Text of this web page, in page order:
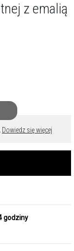
z emalią
Dowiedz się więcej
godziny